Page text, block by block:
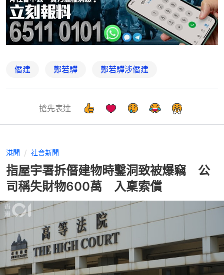
僭建 鄭若驊 鄭若驊涉僭建
搶先表達
港聞 社會新聞
指屋宇署拆僭建物時鑿洞致被爆竊 公
司稱失財物600萬 入稟索償